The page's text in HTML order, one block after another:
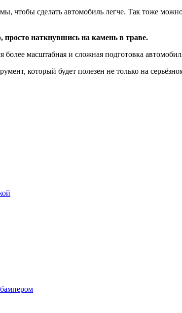
чтобы сделать автомобиль легче. Так тоже
наткнувшись на камень в траве.
масштабная и сложная подготовка
который будет полезен не только на